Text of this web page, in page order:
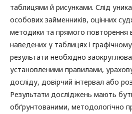
таблицями й рисунками. Слід
особових займенників, оцінних
методики та прямого повторення
наведених у таблицях і
результати необхідно
установленими правилами,
досліду, довірчий інтервал або
Результати досліджень мають
обґрунтованими, методологічно